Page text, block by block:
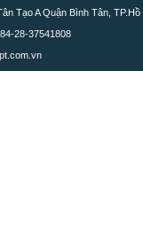
Tạo A Quận Bình Tân, TP.Hồ
28-37541808